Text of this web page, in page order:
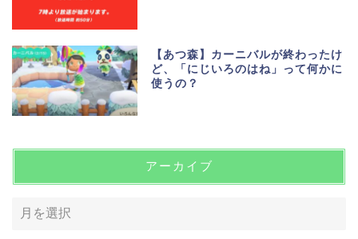
【あつ森】カーニバルが終わったけ
ど、「にじいろのはね」って何かに
使うの？
アーカイブ